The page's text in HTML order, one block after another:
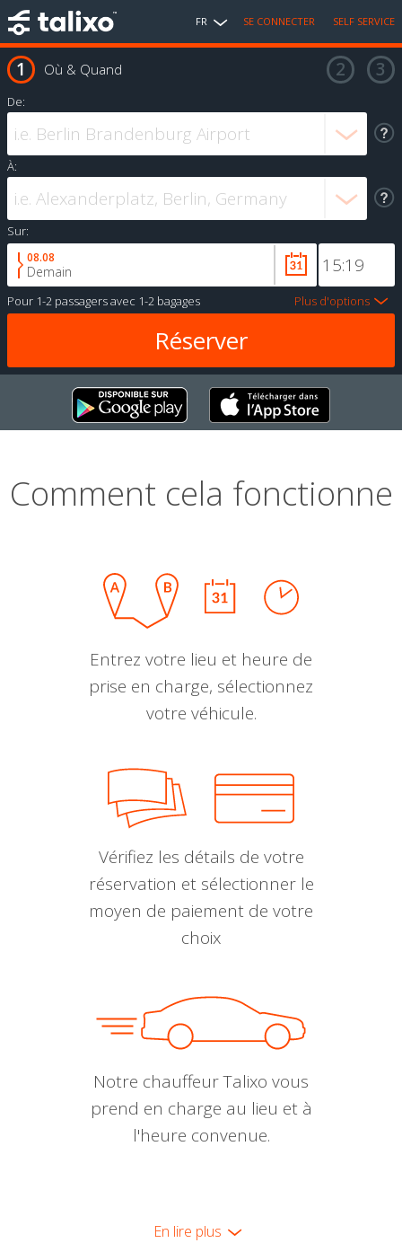
FR SE CONNECTER SELF SERVICE
Où & Quand
De:
À:
Sur:
08.08
Demain
Pour 1-2 passagersavec 1-2 bagages Plus d'options
Comment cela fonctionne
Entrez votre lieu et heure de
prise en charge, sélectionnez
votre véhicule.
Vérifiez les détails de votre
réservation et sélectionner le
moyen de paiement de votre
choix
Notre chauffeur Talixo vous
prend en charge au lieu et à
l'heure convenue.
En lire plus